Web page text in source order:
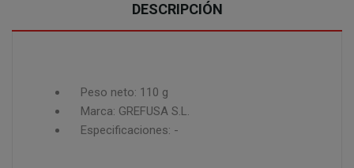
DESCRIPCIÓN
Peso neto: 110 g
Marca: GREFUSA S.L.
Especificaciones: -